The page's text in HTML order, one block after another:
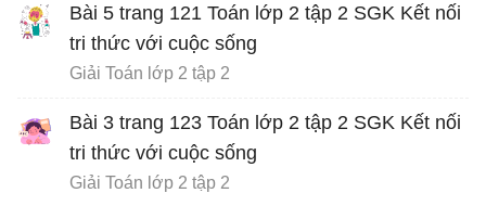
Bài 5 trang 121 Toán lớp 2 tập 2 SGK Kết nối
tri thức với cuộc sống
Giải Toán lớp 2 tập 2
Bài 3 trang 123 Toán lớp 2 tập 2 SGK Kết nối
tri thức với cuộc sống
Giải Toán lớp 2 tập 2